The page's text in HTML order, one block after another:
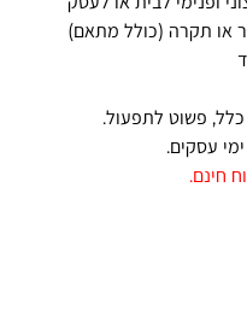
או תקרה (כולל מתאם)
כלל, פשוט לתפעול.
חינם.